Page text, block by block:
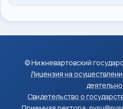
© Нижневартовский
Лицензия на
Свидетельство о